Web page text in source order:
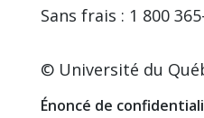
Sans frais : 1 800
© Université du
Énoncé de